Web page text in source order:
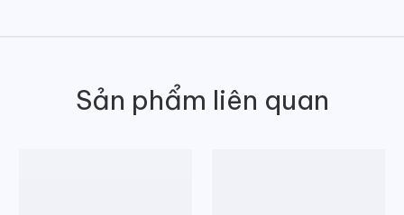
Sản phẩm liên quan